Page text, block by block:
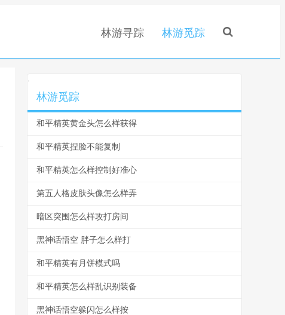
林游寻踪 林游觅踪
.
林游觅踪
和平精英黄金头怎么样获得
和平精英捏脸不能复制
和平精英怎么样控制好准心
第五人格皮肤头像怎么样弄
暗区突围怎么样攻打房间
黑神话悟空 胖子怎么样打
和平精英有月饼模式吗
和平精英怎么样乱识别装备
黑神话悟空躲闪怎么样按